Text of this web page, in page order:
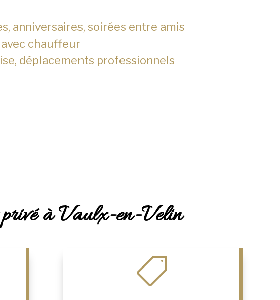
anniversaires, soirées entre amis
chauffeur
déplacements professionnels
privé à Vaulx-en-Velin
